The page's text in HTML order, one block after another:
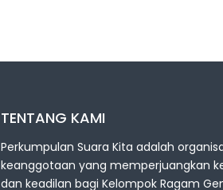
TENTANG KAMI
Perkumpulan Suara Kita adalah
keanggotaan yang memperjuangkan
dan keadilan bagi Kelompok Ragam